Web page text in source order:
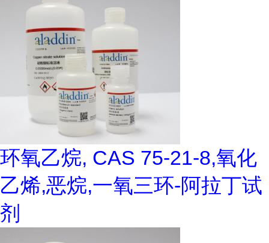
环氧乙烷, CAS 75-21-8,氧化
乙烯,恶烷,一氧三环-阿拉丁试
剂